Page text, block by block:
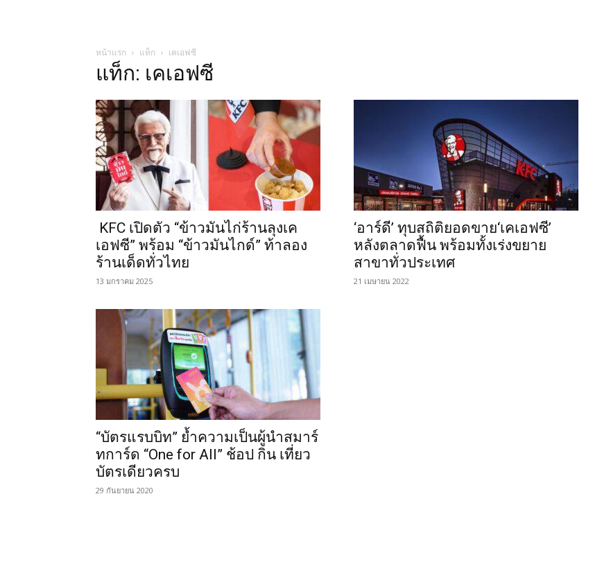
หน้าแรก แท็ก เคเอฟซี
แท็ก: เคเอฟซี
KFC เปิดตัว “ข้าวมันไก่ร้านลุงเค
เอฟซี” พร้อม “ข้าวมันไกด์” ท้าลอง
ร้านเด็ดทั่วไทย
13 มกราคม 2025
‘อาร์ดี’ ทุบสถิติยอดขาย‘เคเอฟซี’
หลังตลาดฟื้น พร้อมทั้งเร่งขยาย
สาขาทั่วประเทศ
21 เมษายน 2022
“บัตรแรบบิท” ย้ำความเป็นผู้นำสมาร์
ทการ์ด “One for All” ช้อป กิน เที่ยว
บัตรเดียวครบ
29 กันยายน 2020